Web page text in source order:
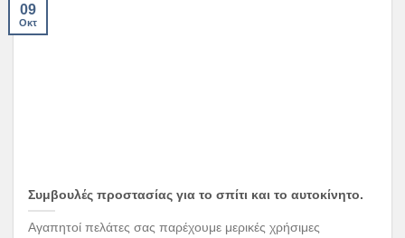
Συμβουλές προστασίας για το σπίτι και το αυτοκίνητο.
Αγαπητοί πελάτες σας παρέχουμε μερικές χρήσιμες
09
Οκτ